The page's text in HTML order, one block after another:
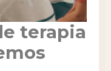
terapia